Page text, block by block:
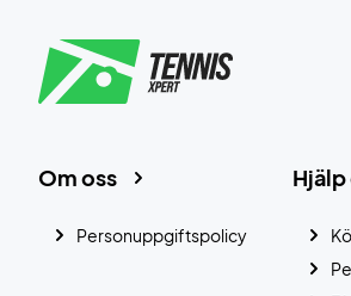
Om oss
Personuppgiftspolicy